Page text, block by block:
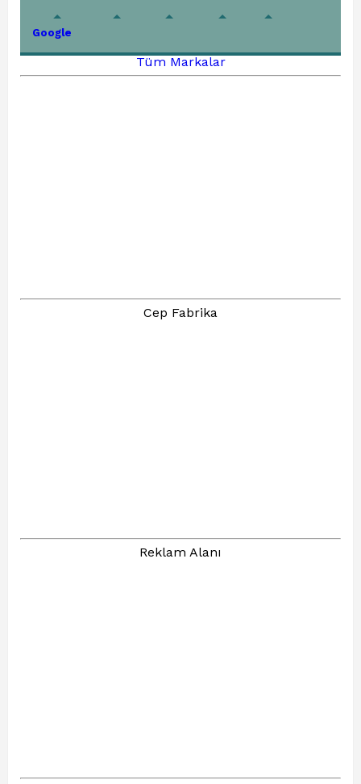
Google
Tüm Markalar
Cep Fabrika
Reklam Alanı